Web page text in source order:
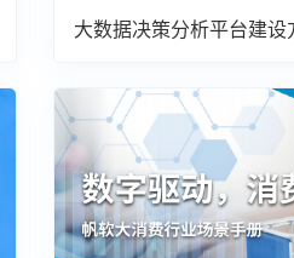
大数据决策分析平台建设